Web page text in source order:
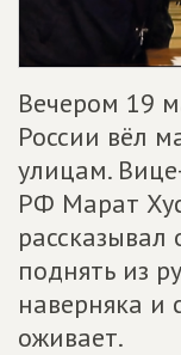
Вечером 19
России вёл
улицам.
РФ Марат
рассказывал
поднять из
наверняка и
оживает.